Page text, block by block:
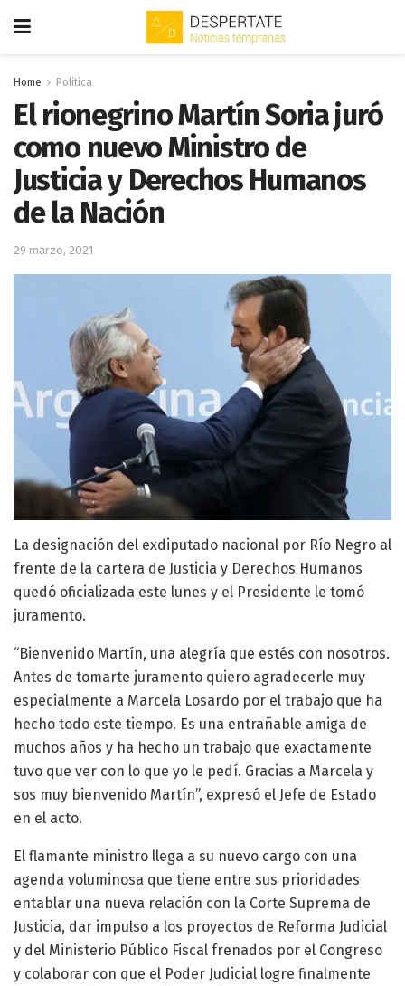
Home Politica
El rionegrino Martín Soria juró
como nuevo Ministro de
Justicia y Derechos Humanos
de la Nación
29 marzo, 2021
La designación del exdiputado nacional por Río Negro al
frente de la cartera de Justicia y Derechos Humanos
quedó oficializada este lunes y el Presidente le tomó
juramento.
“Bienvenido Martín, una alegría que estés con nosotros.
Antes de tomarte juramento quiero agradecerle muy
especialmente a Marcela Losardo por el trabajo que ha
hecho todo este tiempo. Es una entrañable amiga de
muchos años y ha hecho un trabajo que exactamente
tuvo que ver con lo que yo le pedí. Gracias a Marcela y
sos muy bienvenido Martín”, expresó el Jefe de Estado
en el acto.
El flamante ministro llega a su nuevo cargo con una
agenda voluminosa que tiene entre sus prioridades
entablar una nueva relación con la Corte Suprema de
Justicia, dar impulso a los proyectos de Reforma Judicial
y del Ministerio Público Fiscal frenados por el Congreso
y colaborar con que el Poder Judicial logre finalmente